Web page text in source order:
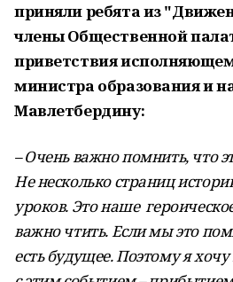
приняли ребята из
члены Общественной
приветствия
министра образования и
Мавлетбердину:
– Очень важно помнить, что
Не несколько страниц
уроков. Это наше
важно чтить. Если мы это
есть будущее. Поэтому я хочу